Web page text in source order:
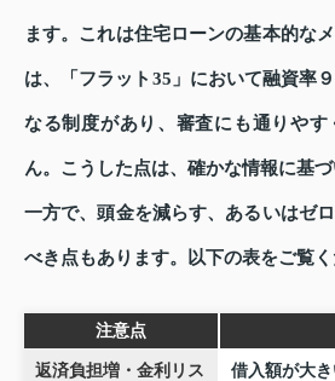
ます。これは住宅ローンの基本的な
は、「フラット35」において融資率
なる制度があり、審査にも通りや
ん。こうした点は、確かな情報に基づ
一方で、頭金を減らす、あるいはゼ
べき点もあります。以下の表をご覧く
注意点
返済負担増・金利リス
借入額が大